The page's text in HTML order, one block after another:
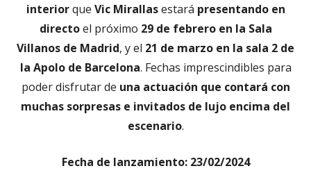
interiorque Vic Mirallasestará presentando en
directoel próximo 29 de febrero en la Sala
Villanos de Madrid, y el 21 de marzo en la sala 2 de
la Apolo de Barcelona. Fechas imprescindibles para
poder disfrutar de una actuación que contará con
muchas sorpresas e invitados de lujo encima del
escenario.
Fecha de lanzamiento: 23/02/2024